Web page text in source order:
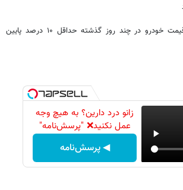
رحمانی در پایان گفت: قیمت خودرو در چند روز گذشته حداقل ۱۰ درصد پایین
زانو درد دارین؟ به هیچ وجه
عمل نکنید❌ "پرسش‌نامه"
◀ پرسش‌نامه